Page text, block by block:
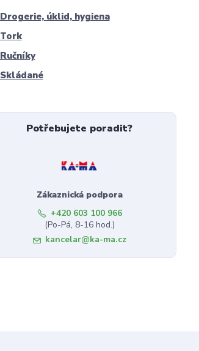
Drogerie, úklid, hygiena
Tork
Ručníky
Skládané
Potřebujete poradit?
Zákaznická podpora
+420 603 100 966
(Po-Pá, 8-16 hod.)
kancelar@ka-ma.cz